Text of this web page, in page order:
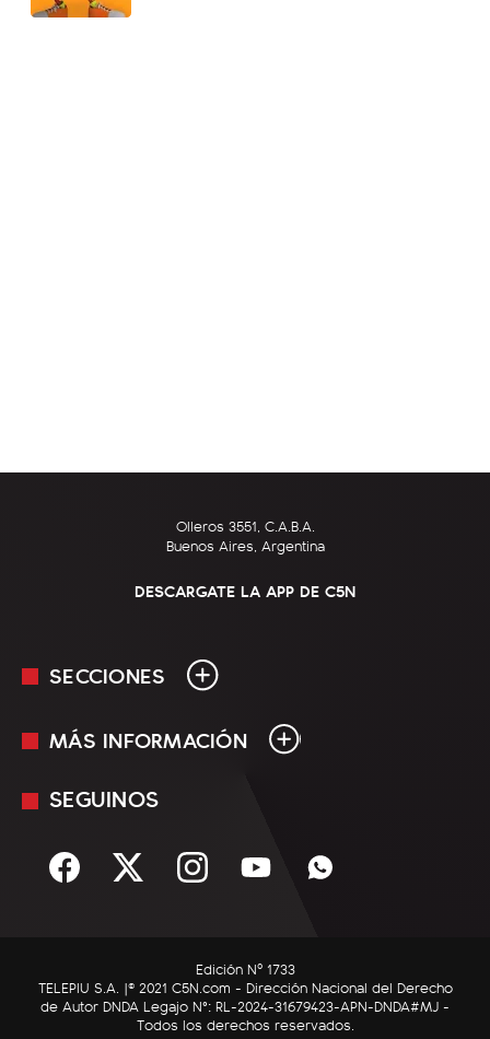
Olleros 3551, C.A.B.A.
Buenos Aires, Argentina
DESCARGATE LA APP DE C5N
SECCIONES
En Vivo
Sociedad
C5N Autos
RatingCero
MÁS INFORMACIÓN
Mediakit
Términos y condiciones
SEGUINOS
Edición Nº 1733
TELEPIU S.A. |© 2021 C5N.com - Dirección Nacional del Derecho
de Autor DNDA Legajo N°: RL-2024-31679423-APN-DNDA#MJ -
Todos los derechos reservados.